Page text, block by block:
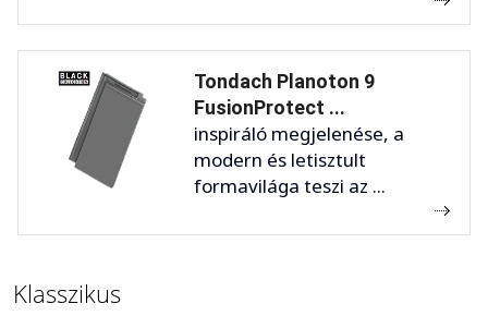
Tondach Planoton 9
FusionProtect ...
inspiráló megjelenése, a
modern és letisztult
formavilága teszi az ...
Klasszikus